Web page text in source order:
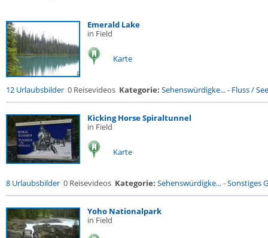
Emerald Lake
in Field
Karte
12 Urlaubsbilder 0 Reisevideos Kategorie: Sehenswürdigke...- Fluss /
Kicking Horse Spiraltunnel
in Field
Karte
8 Urlaubsbilder 0 Reisevideos Kategorie: Sehenswürdigke...-Sonstiges
Yoho Nationalpark
in Field